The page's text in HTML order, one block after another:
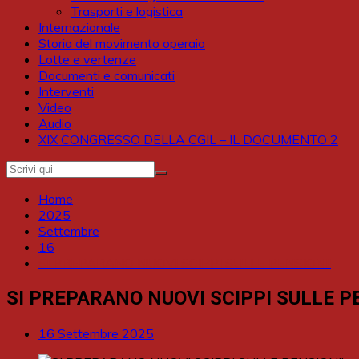
Trasporti e logistica
Internazionale
Storia del movimento operaio
Lotte e vertenze
Documenti e comunicati
Interventi
Video
Audio
XIX CONGRESSO DELLA CGIL – IL DOCUMENTO 2
Home
2025
Settembre
16
SI PREPARANO NUOVI SCIPPI SULLE
16 Settembre 2025